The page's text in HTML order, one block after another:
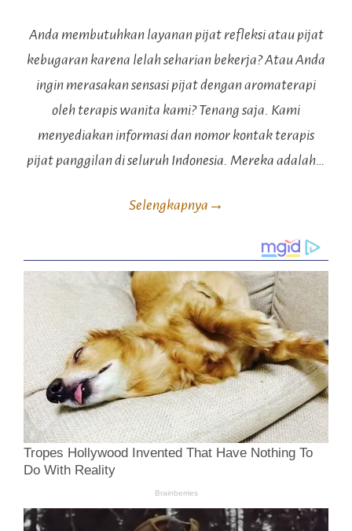
Anda membutuhkan layanan pijat refleksi atau pijat
kebugaran karena lelah seharian bekerja? Atau Anda
ingin merasakan sensasi pijat dengan aromaterapi
oleh terapis wanita kami? Tenang saja. Kami
menyediakan informasi dan nomor kontak terapis
pijat panggilan di seluruh Indonesia. Mereka adalah…
Selengkapnya →